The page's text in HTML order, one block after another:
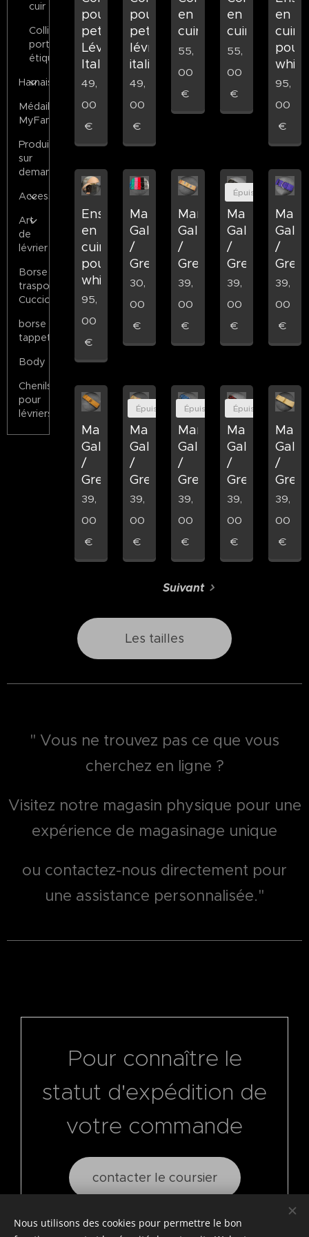
cuir
Colliers
porte-
étiquette
Harnais
Médailles
MyFamily
Produits
sur
demande
Accessoires
Art
de
lévrier
Borse
trasporto
Cuccioli
borse
tappeto
Body
Chenils
pour
lévriers
pour
petit
Lévrier
Italien
49,
00
€
pour
petit
lévrier
italien
49,
00
€
en
cuir
55,
00
€
en
cuir
55,
00
€
en
cuir
pour
95,
00
€
Ensemble
en
cuir
pour
whippets
95,
00
€
Martingala
Galgo
/
Grey
30,
00
€
Martingala
Galgo
/
Grey
39,
00
€
Martingala
Galgo
/
Grey
Épuisé
39,
00
€
/
Grey
39,
00
€
Martingala
Galgo
/
Grey
39,
00
€
Martingala
Galgo
/
Grey
Épuisé
39,
00
€
Martingala
Galgo
/
Grey
Épuisé
39,
00
€
Martingala
Galgo
/
Grey
Épuisé
39,
00
€
/
Grey
39,
00
€
Suivant
Les tailles
" Vous ne trouvez pas ce que vous
cherchez en ligne ?
Visitez notre magasin physique pour une
expérience de magasinage unique
ou contactez-nous directement pour
une assistance personnalisée."
Pour connaître le
statut d'expédition de
votre commande
contacter le coursier
Nous utilisons des cookies pour permettre le bon